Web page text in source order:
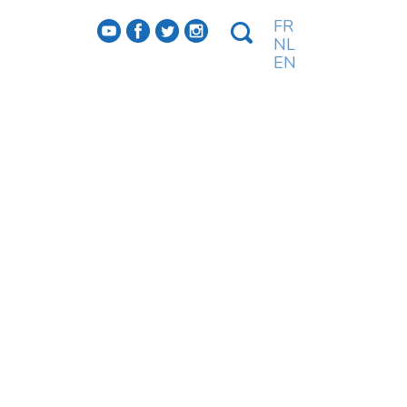
f a b e
FR
NL
EN